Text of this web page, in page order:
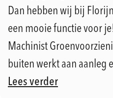
Dan hebben wij bij
een mooie functie voor
Machinist
buiten werkt aan aanleg
Lees verder